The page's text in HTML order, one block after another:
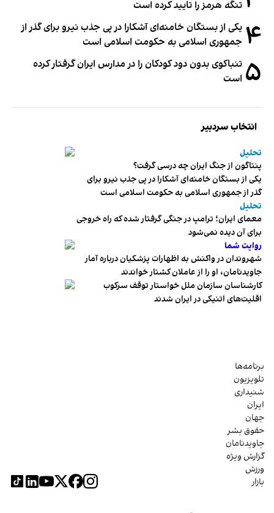
تنگه هرمز را تایید کرده است
۴ یکی از بستگان خامنه‌ای آشکارا در پی جذب نیرو برای گذر از
جمهوری اسلامی به حکومت اسلامی است
۵ تنباکوی بدون دود کودکان را در مدارس ایران گرفتار کرده
است
انتخاب سردبیر
تحلیل
پنتاگون از جنگ ایران چه درسی گرفت؟
یکی از بستگان خامنه‌ای آشکارا در پی جذب نیرو برای
گذر از جمهوری اسلامی به حکومت اسلامی است
تحلیل
معمای ایران؛ ترامپ در جنگی گرفتار شده که راه خروجی
برای آن دیده نمی‌شود
روایت شما
شهروندان در واکنش به اظهارات پزشکیان درباره آمار
جاویدنامان، او را از عاملان کشتار خواندند
کارشناسان سازمان ملل خواستار توقف سرکوب
اقلیت‌های اتنیکی در ایران شدند
برنامه‌ها
تلویزیون
شنیداری
ایران
جهان
حقوق بشر
جاویدنامان
گزارش ویژه
ورزش
بازار